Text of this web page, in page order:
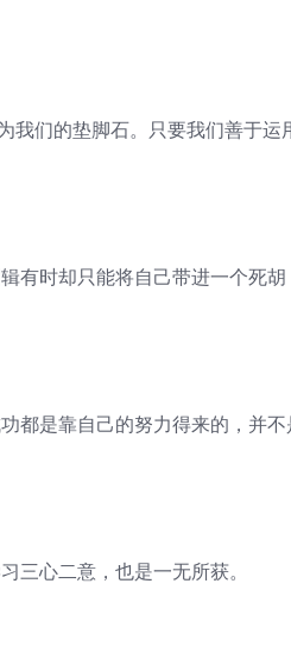
我们的垫脚石。只要我们善于运
有时却只能将自己带进一个死胡
都是靠自己的努力得来的，并不
三心二意，也是一无所获。